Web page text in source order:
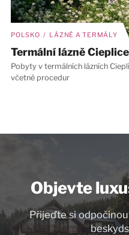
POLSKO / LÁZNĚ A TERMÁLY
Termální lázně
Pobyty v termálních lázních
včetně procedur
Objevte
Přijeďte si